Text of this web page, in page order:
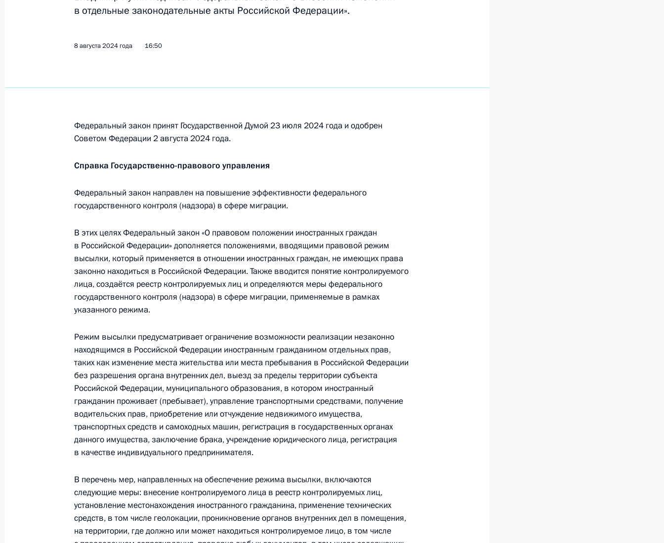
Анна Цивилева назначена статс-секретарём – заместителем Министра обороны
17 августа 2024 года, 17:30
13 августа 2024 года, вторник
13 августа 2024 года, 16:40
политики
13 августа 2024 года, 16:30
8 августа 2024 года, четверг
Установлены основы правового регулирования организации и развития в России
8 августа 2024 года, 22:40
Победители международных олимпиад (граждане РФ или соотечественники,
проживающие за рубежом и не имеющие гражданства РФ) наделены правом
на приём в вуз без вступительных испытаний
8 августа 2024 года, 22:35
Определён перечень документов, подготовка которых осуществляется
педагогическими работниками при реализации образовательных программ
8 августа 2024 года, 22:30
в отдельные законодательные акты Российской Федерации».
8 августа 2024 года 16:50
Федеральный закон принят Государственной Думой 23 июля 2024 года и одобрен
Советом Федерации 2 августа 2024 года.
Справка Государственно-правового управления
Федеральный закон направлен на повышение эффективности федерального
государственного контроля (надзора) в сфере миграции.
В этих целях Федеральный закон «О правовом положении иностранных граждан
в Российской Федерации» дополняется положениями, вводящими правовой режим
высылки, который применяется в отношении иностранных граждан, не имеющих права
законно находиться в Российской Федерации. Также вводится понятие контролируемого
лица, создаётся реестр контролируемых лиц и определяются меры федерального
государственного контроля (надзора) в сфере миграции, применяемые в рамках
указанного режима.
Режим высылки предусматривает ограничение возможности реализации незаконно
находящимся в Российской Федерации иностранным гражданином отдельных прав,
таких как изменение места жительства или места пребывания в Российской Федерации
без разрешения органа внутренних дел, выезд за пределы территории субъекта
Российской Федерации, муниципального образования, в котором иностранный
гражданин проживает (пребывает), управление транспортными средствами, получение
водительских прав, приобретение или отчуждение недвижимого имущества,
транспортных средств и самоходных машин, регистрация в государственных органах
данного имущества, заключение брака, учреждение юридического лица, регистрация
в качестве индивидуального предпринимателя.
В перечень мер, направленных на обеспечение режима высылки, включаются
следующие меры: внесение контролируемого лица в реестр контролируемых лиц,
установление местонахождения иностранного гражданина, применение технических
средств, в том числе геолокации, проникновение органов внутренних дел в помещения,
на территории, где должно или может находиться контролируемое лицо, в том числе